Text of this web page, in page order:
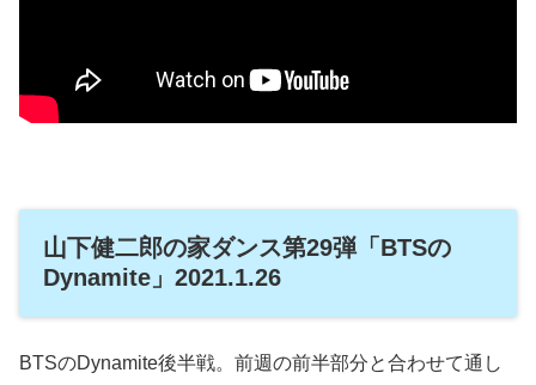
山下健二郎の家ダンス第29弾「BTSの
Dynamite」2021.1.26
BTSのDynamite後半戦。前週の前半部分と合わせて通し